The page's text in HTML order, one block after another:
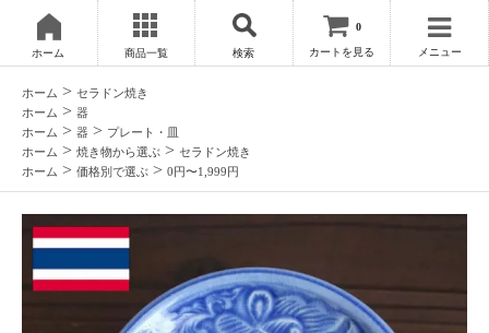
ホーム 商品一覧 検索
0
カートを見る メニュー
ホーム > セラドン焼き
ホーム > 器
ホーム > 器 > プレート・皿
ホーム > 焼き物から選ぶ > セラドン焼き
ホーム > 価格別で選ぶ > 0円〜1,999円